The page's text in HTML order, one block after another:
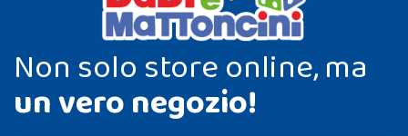
Non solo store online, ma
un vero negozio!